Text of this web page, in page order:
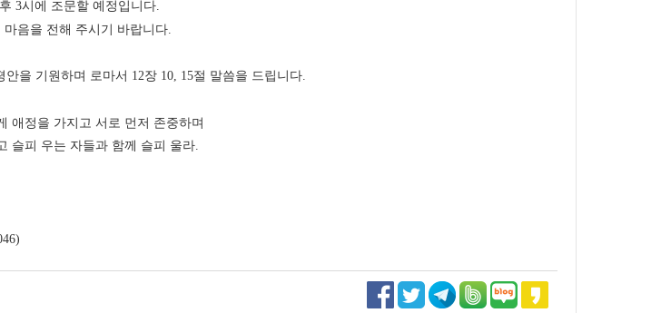
3시에 조문할 예정입니다.
음을 전해 주시기 바랍니다.
을 기원하며 로마서 12장 10, 15절 말씀을 드립니다.
애정을 가지고 서로 먼저 존중하며
슬피 우는 자들과 함께 슬피 울라.